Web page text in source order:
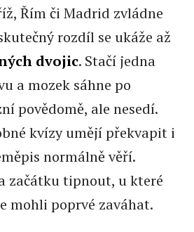
Řím či Madrid zvládne
rozdíl se ukáže až
dvojic. Stačí jedna
a mozek sáhne po
povědomě, ale nesedí.
kvízy umějí překvapit i
normálně věří.
začátku tipnout, u které
mohli poprvé zaváhat.